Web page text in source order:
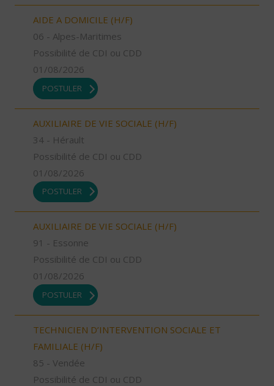
AIDE A DOMICILE (H/F)
06 - Alpes-Maritimes
Possibilité de CDI ou CDD
01/08/2026
POSTULER
AUXILIAIRE DE VIE SOCIALE (H/F)
34 - Hérault
Possibilité de CDI ou CDD
01/08/2026
POSTULER
AUXILIAIRE DE VIE SOCIALE (H/F)
91 - Essonne
Possibilité de CDI ou CDD
01/08/2026
POSTULER
TECHNICIEN D’INTERVENTION SOCIALE ET
FAMILIALE (H/F)
85 - Vendée
Possibilité de CDI ou CDD